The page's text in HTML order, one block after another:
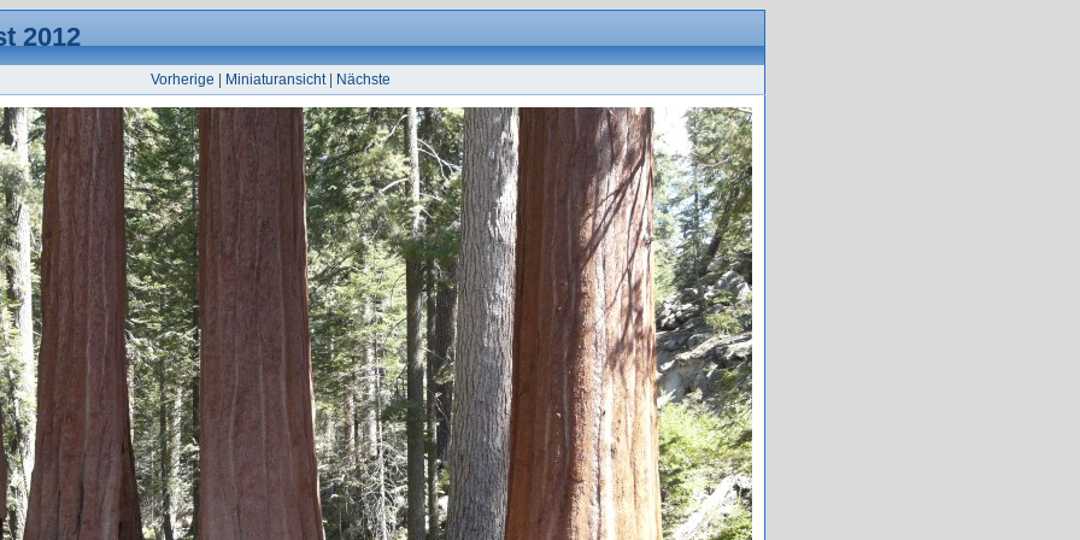
2012
Vorherige Miniaturansicht| Nächste